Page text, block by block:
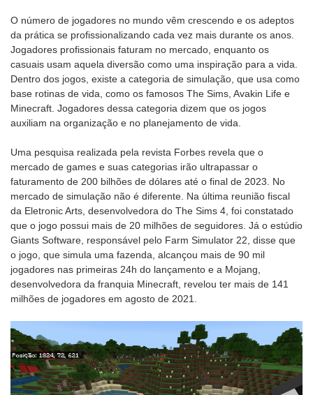
O número de jogadores no mundo vêm crescendo e os adeptos
da prática se profissionalizando cada vez mais durante os anos.
Jogadores profissionais faturam no mercado, enquanto os
casuais usam aquela diversão como uma inspiração para a vida.
Dentro dos jogos, existe a categoria de simulação, que usa como
base rotinas de vida, como os famosos The Sims, Avakin Life e
Minecraft. Jogadores dessa categoria dizem que os jogos
auxiliam na organização e no planejamento de vida.
Uma pesquisa realizada pela revista Forbes revela que o
mercado de games e suas categorias irão ultrapassar o
faturamento de 200 bilhões de dólares até o final de 2023. No
mercado de simulação não é diferente. Na última reunião fiscal
da Eletronic Arts, desenvolvedora do The Sims 4, foi constatado
que o jogo possui mais de 20 milhões de seguidores. Já o estúdio
Giants Software, responsável pelo Farm Simulator 22, disse que
o jogo, que simula uma fazenda, alcançou mais de 90 mil
jogadores nas primeiras 24h do lançamento e a Mojang,
desenvolvedora da franquia Minecraft, revelou ter mais de 141
milhões de jogadores em agosto de 2021.